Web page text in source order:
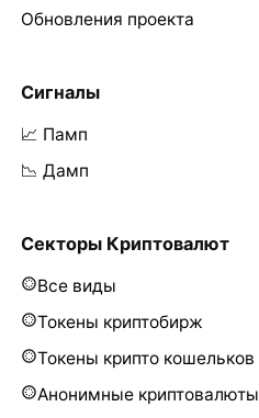
Обновления проекта
Сигналы
📈 Памп
📉 Дамп
Секторы Криптовалют
Все виды
Токены криптобирж
Токены крипто кошельков
Анонимные криптовалюты